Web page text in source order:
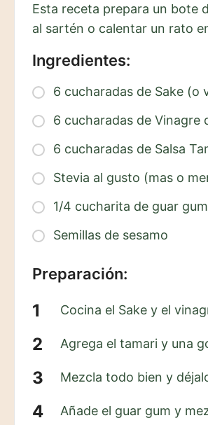
Esta receta prepara un bote
al sartén o calentar un rato
Ingredientes:
6 cucharadas de Sake (o
6 cucharadas de Vinagre
6 cucharadas de Salsa
Stevia al gusto (mas o
1/4 cucharita de guar gum
Semillas de sesamo
Preparación:
Cocina el Sake y el
Agrega el tamari y una
Mezcla todo bien y
Añade el guar gum y